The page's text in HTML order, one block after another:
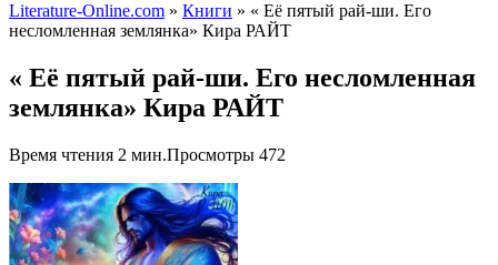
Literature-Online.com » Книги » « Её пятый рай-ши. Его
несломленная землянка» Кира РАЙТ
« Её пятый рай-ши. Его несломленная
землянка» Кира РАЙТ
Время чтения 2 мин.Просмотры 472